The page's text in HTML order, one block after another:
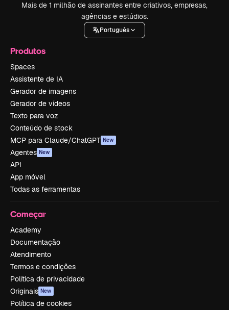
Mais de 1 milhão de assinantes entre criativos, empresas,
agências e estúdios.
Português
Produtos
Spaces
Assistente de IA
Gerador de imagens
Gerador de vídeos
Texto para voz
Conteúdo de stock
MCP para Claude/ChatGPT New
Agentes New
API
App móvel
Todas as ferramentas
Começar
Academy
Documentação
Atendimento
Termos e condições
Política de privacidade
Originais New
Política de cookies